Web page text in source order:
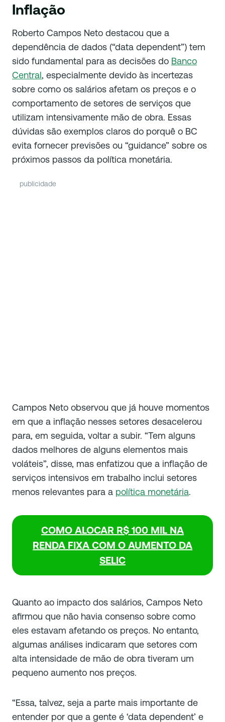
Inflação
Roberto Campos Neto destacou que a
dependência de dados (“data dependent”) tem
sido fundamental para as decisões do Banco
Central, especialmente devido às incertezas
sobre como os salários afetam os preços e o
comportamento de setores de serviços que
utilizam intensivamente mão de obra. Essas
dúvidas são exemplos claros do porquê o BC
evita fornecer previsões ou “guidance” sobre os
próximos passos da política monetária.
publicidade
Campos Neto observou que já houve momentos
em que a inflação nesses setores desacelerou
para, em seguida, voltar a subir. “Tem alguns
dados melhores de alguns elementos mais
voláteis”, disse, mas enfatizou que a inflação de
serviços intensivos em trabalho inclui setores
menos relevantes para a política monetária.
COMO ALOCAR R$ 100 MIL NA
RENDA FIXA COM O AUMENTO DA
SELIC
Quanto ao impacto dos salários, Campos Neto
afirmou que não havia consenso sobre como
eles estavam afetando os preços. No entanto,
algumas análises indicaram que setores com
alta intensidade de mão de obra tiveram um
pequeno aumento nos preços.
“Essa, talvez, seja a parte mais importante de
entender por que a gente é ‘data dependent’ e